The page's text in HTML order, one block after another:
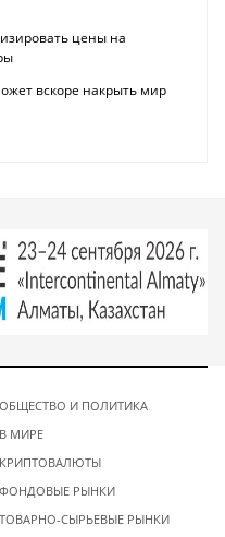
цены на
вскоре накрыть мир
ОБЩЕСТВО И ПОЛИТИКА
В МИРЕ
КРИПТОВАЛЮТЫ
ФОНДОВЫЕ РЫНКИ
ТОВАРНО-СЫРЬЕВЫЕ РЫНКИ